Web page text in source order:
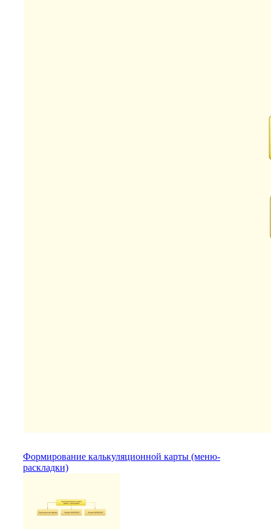
Формирование калькуляционной карты (меню-
раскладки)